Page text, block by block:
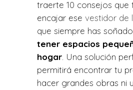
traerte 10 consejos que
encajar ese vestidor de
que siempre has soñado,
tener espacios
hogar . Una solución
permitirá encontrar tu
hacer grandes obras ni